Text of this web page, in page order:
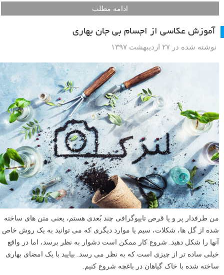
ادامه مطلب
آموزش عکاسی از اجسام بی جان بهاری
نوشته شده در ۲۷ اردیبهشت ۱۳۹۷
من طرفدار پر و پا قرص تایپوگرافی چند بُعدی هستم، یعنی متن های ساخته
شده از گل ها، شکلات، سیم یا موارد دیگری که می توانید به یک روش خاص
آنها را شکل دهید. شروع کار ممکن است دشوار به نظر برسد، اما در واقع
خیلی ساده تر از چیزی است که به نظر می رسد. بیایید با یک امضای بهاری
ساخته شده با خاک گیاهان در باغچه شروع کنیم.